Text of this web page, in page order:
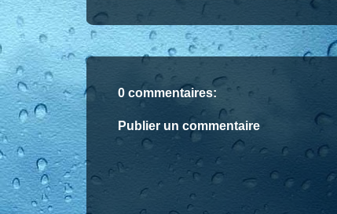
0 commentaires:
Publier un commentaire